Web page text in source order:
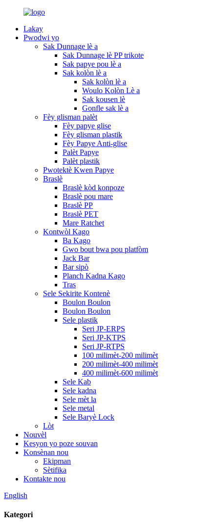
Lakay
Pwodwi yo
Sak Dunnage lè a
Sak Dunnage lè PP trikote
Sak papye pou lè a
Sak kolòn lè a
Sak kolòn lè a
Woulo Kolòn Lè a
Sak kousen lè
Gonfle sak lè a
Fèy glisman palèt
Fèy papye glise
Fèy glisman plastik
Fèy Papye Anti-glise
Palèt Papye
Palèt plastik
Pwotektè Kwen Papye
Braslè
Braslè kòd konpoze
Braslè pou mare
Braslè PP
Braslè PET
Mare Ratchet
Kontwòl Kago
Ba Kago
Gwo bout bwa pou platfòm
Jack Bar
Bar sipò
Planch Kadna Kago
Tras
Sele Sekirite Kontenè
Boulon Boulon
Boulon Boulon
Sele plastik
Seri JP-ERPS
Seri JP-KTPS
Seri JP-RTPS
100 milimèt-200 milimèt
200 milimèt-400 milimèt
400 milimèt-600 milimèt
Sele Kab
Sele kadna
Sele mèt la
Sele metal
Sele Baryè Lock
Lòt
Nouvèl
Kesyon yo poze souvan
Konsènan nou
Ekipman
Sètifika
Kontakte nou
English
Kategori